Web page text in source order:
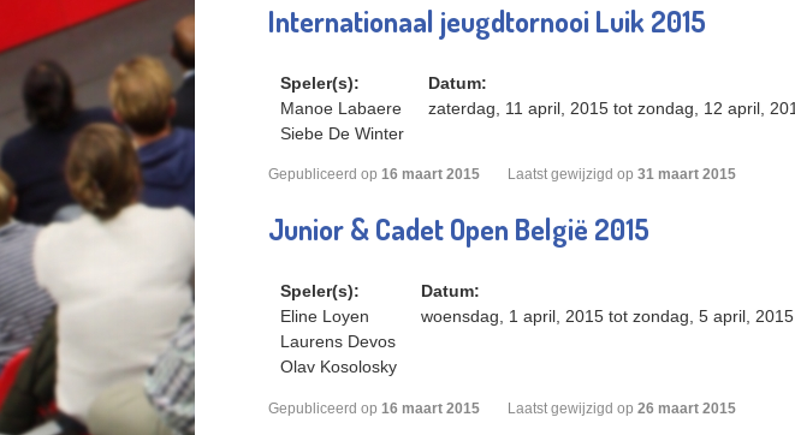
Internationaal jeugdtornooi Luik 2015
Speler(s):
Manoe Labaere
Siebe De Winter
Datum:
zaterdag, 11 april, 2015 tot zondag, 12 april,
Gepubliceerd op 16 maart 2015 Laatst gewijzigd op 31 maart 2015
Junior & Cadet Open België 2015
Speler(s):
Eline Loyen
Laurens Devos
Olav Kosolosky
Datum:
woensdag, 1 april, 2015 tot zondag, 5 april, 2015
Gepubliceerd op 16 maart 2015 Laatst gewijzigd op 26 maart 2015